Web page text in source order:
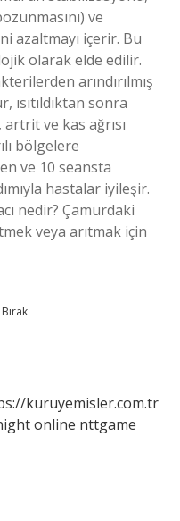
ve
azaltmayı içerir. Bu
olarak elde edilir.
arındırılmış
ısıtıldıktan sonra
ve kas ağrısı
bölgelere
ve 10 seansta
hastalar iyileşir.
nedir? Çamurdaki
veya arıtmak için
kuruyemisler.com.tr
online nttgame